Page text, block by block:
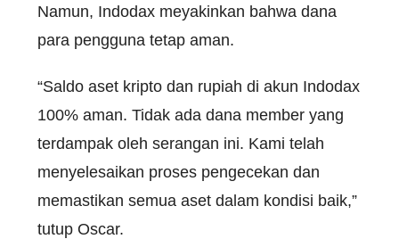
Namun, Indodax meyakinkan bahwa dana
para pengguna tetap aman.
“Saldo aset kripto dan rupiah di akun Indodax
100% aman. Tidak ada dana member yang
terdampak oleh serangan ini. Kami telah
menyelesaikan proses pengecekan dan
memastikan semua aset dalam kondisi baik,”
tutup Oscar.